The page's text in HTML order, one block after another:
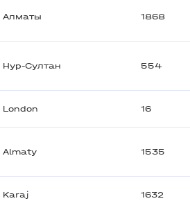
Алматы 1868
Нур-Султан 554
London 16
Almaty 1535
Karaj 1632